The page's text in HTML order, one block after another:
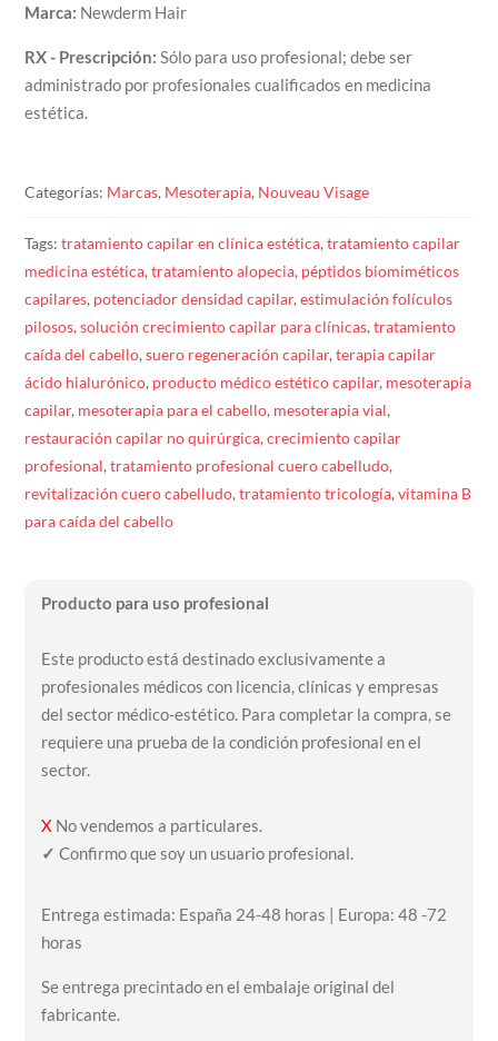
Marca: Newderm Hair
RX - Prescripción: Sólo para uso profesional; debe ser
administrado por profesionales cualificados en medicina
estética.
Categorías: Marcas, Mesoterapia, Nouveau Visage
Tags:tratamientocapilaren clínica estética,tratamiento capilar
medicina estética,tratamiento alopecia, péptidos biomiméticos
capilares, potenciador densidad capilar,estimulación folículos
pilosos,solución crecimiento capilar para clínicas,tratamiento
caída del cabello,suero regeneración capilar,terapia capilar
ácido hialurónico, producto médico estético capilar, mesoterapia
capilar, mesoterapia para el cabello, mesoterapia vial,
restauración capilar no quirúrgica,crecimiento capilar
profesional,tratamiento profesional cuero cabelludo,
revitalización cuero cabelludo,tratamiento tricología,vitamina B
para caída del cabello
Producto para uso profesional
Este producto está destinado exclusivamente a
profesionales médicos con licencia, clínicas y empresas
del sector médico-estético. Para completar la compra, se
requiere una prueba de la condición profesional en el
sector.
X No vendemos a particulares.
✓ Confirmo que soy un usuario profesional.
Entrega estimada: España 24-48 horas | Europa: 48 -72
horas
Se entrega precintado en el embalaje original del
fabricante.